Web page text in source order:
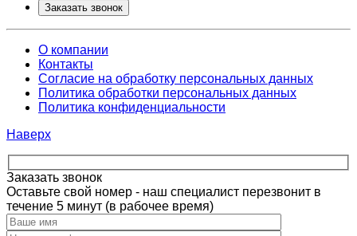
Заказать звонок
О компании
Контакты
Согласие на обработку персональных данных
Политика обработки персональных данных
Политика конфиденциальности
Наверх
Заказать звонок
Оставьте свой номер - наш специалист перезвонит в
течение 5 минут (в рабочее время)